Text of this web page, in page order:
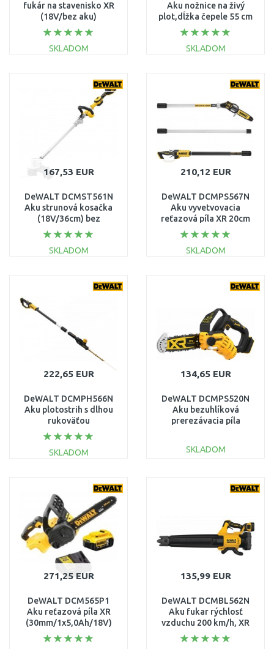
fukár na stavenisko XR
(18V/bez aku)
SKLADOM
Aku nožnice na živý
plot,dĺžka čepele 55 cm
(18V/bez aku)
SKLADOM
167,53 EUR
DeWALT DCMST561N
Aku strunová kosačka
(18V/36cm) bez
akumulátora
SKLADOM
210,12 EUR
DeWALT DCMPS567N
Aku vyvetvovacia
reťazová píla XR 20cm
(18V/bez aku)
SKLADOM
222,65 EUR
DeWALT DCMPH566N
Aku plotostrih s dlhou
rukoväťou
(55cm/18V/bez aku)
SKLADOM
Porovnať
134,65 EUR
DeWALT DCMPS520N
Aku bezuhlíková
prerezávacia píla
SKLADOM
271,25 EUR
DeWALT DCM565P1
Aku reťazová píla XR
(30mm/1x5,0Ah/18V)
135,99 EUR
DeWALT DCMBL562N
Aku fukar rýchlosť
vzduchu 200 km/h, XR
(18V) bez aku.